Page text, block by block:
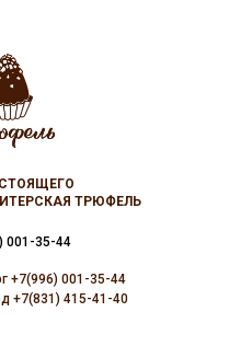
ТРЮФЕЛЬ
001-35-44
+7(996) 001-35-44
+7(831) 415-41-40